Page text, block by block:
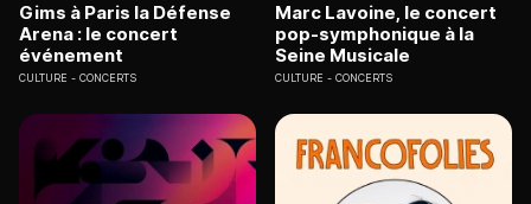
Gims à Paris la Défense
Arena : le concert
événement
CULTURE CONCERTS
Marc Lavoine, le concert
pop-symphonique à la
Seine Musicale
CULTURE CONCERTS